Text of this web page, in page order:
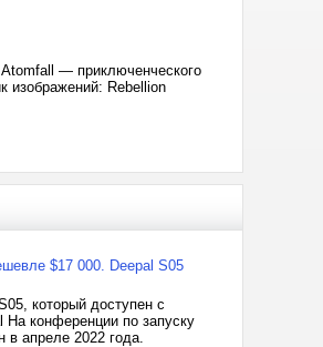
— приключенческого
изображений: Rebellion
$17 000. Deepal S05
который доступен с
На конференции по запуску
в апреле 2022 года.